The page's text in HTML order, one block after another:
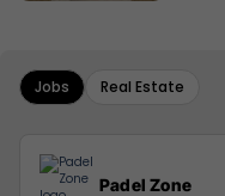
Jobs Real Estate
Padel Zone